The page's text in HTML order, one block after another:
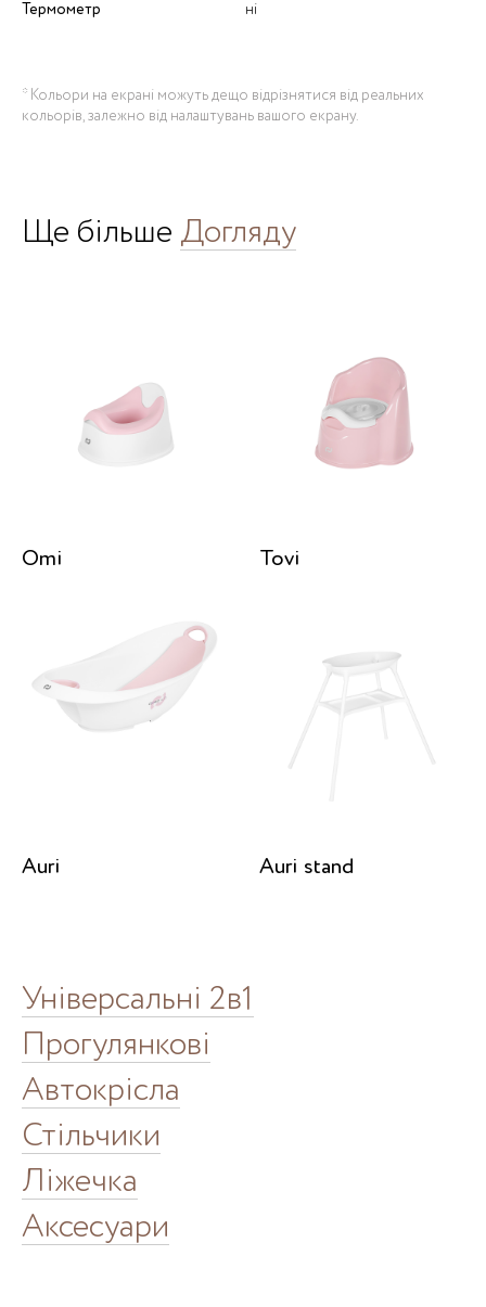
Термометр ні
* Кольори на екрані можуть дещо відрізнятися від реальних
кольорів, залежно від налаштувань вашого екрану.
Ще більше Догляду
Omi Tovi
Auri Auri stand
Універсальні 2в1
Прогулянкові
Автокрісла
Стільчики
Ліжечка
Аксесуари